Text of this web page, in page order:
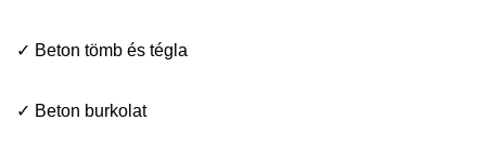
✓ Beton tömb és tégla
✓ Beton burkolat